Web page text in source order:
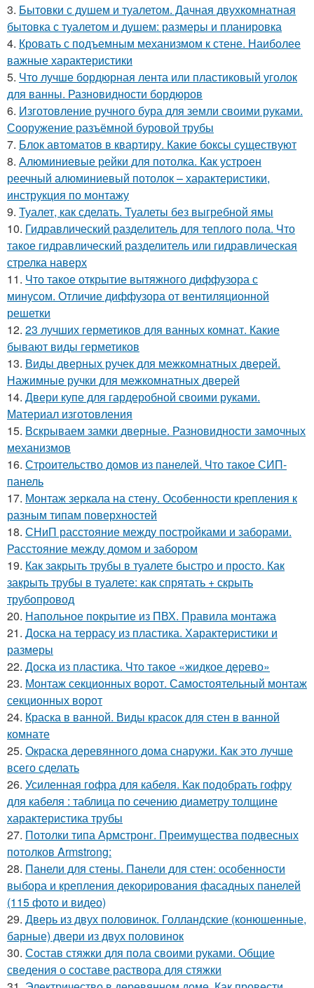
3. Бытовки с душем и туалетом. Дачная двухкомнатная
бытовка с туалетом и душем: размеры и планировка
4. Кровать с подъемным механизмом к стене. Наиболее
важные характеристики
5. Что лучше бордюрная лента или пластиковый уголок
для ванны. Разновидности бордюров
6. Изготовление ручного бура для земли своими руками.
Сооружение разъёмной буровой трубы
7. Блок автоматов в квартиру. Какие боксы существуют
8. Алюминиевые рейки для потолка. Как устроен
реечный алюминиевый потолок – характеристики,
инструкция по монтажу
9. Туалет, как сделать. Туалеты без выгребной ямы
10. Гидравлический разделитель для теплого пола. Что
такое гидравлический разделитель или гидравлическая
стрелка наверх
11. Что такое открытие вытяжного диффузора с
минусом. Отличие диффузора от вентиляционной
решетки
12. 23 лучших герметиков для ванных комнат. Какие
бывают виды герметиков
13. Виды дверных ручек для межкомнатных дверей.
Нажимные ручки для межкомнатных дверей
14. Двери купе для гардеробной своими руками.
Материал изготовления
15. Вскрываем замки дверные. Разновидности замочных
механизмов
16. Строительство домов из панелей. Что такое СИП-
панель
17. Монтаж зеркала на стену. Особенности крепления к
разным типам поверхностей
18. СНиП расстояние между постройками и заборами.
Расстояние между домом и забором
19. Как закрыть трубы в туалете быстро и просто. Как
закрыть трубы в туалете: как спрятать + скрыть
трубопровод
20. Напольное покрытие из ПВХ. Правила монтажа
21. Доска на террасу из пластика. Характеристики и
размеры
22. Доска из пластика. Что такое «жидкое дерево»
23. Монтаж секционных ворот. Самостоятельный монтаж
секционных ворот
24. Краска в ванной. Виды красок для стен в ванной
комнате
25. Окраска деревянного дома снаружи. Как это лучше
всего сделать
26. Усиленная гофра для кабеля. Как подобрать гофру
для кабеля : таблица по сечению диаметру толщине
характеристика трубы
27. Потолки типа Армстронг. Преимущества подвесных
потолков Armstrong:
28. Панели для стены. Панели для стен: особенности
выбора и крепления декорирования фасадных панелей
(115 фото и видео)
29. Дверь из двух половинок. Голландские (конюшенные,
барные) двери из двух половинок
30. Состав стяжки для пола своими руками. Общие
сведения о составе раствора для стяжки